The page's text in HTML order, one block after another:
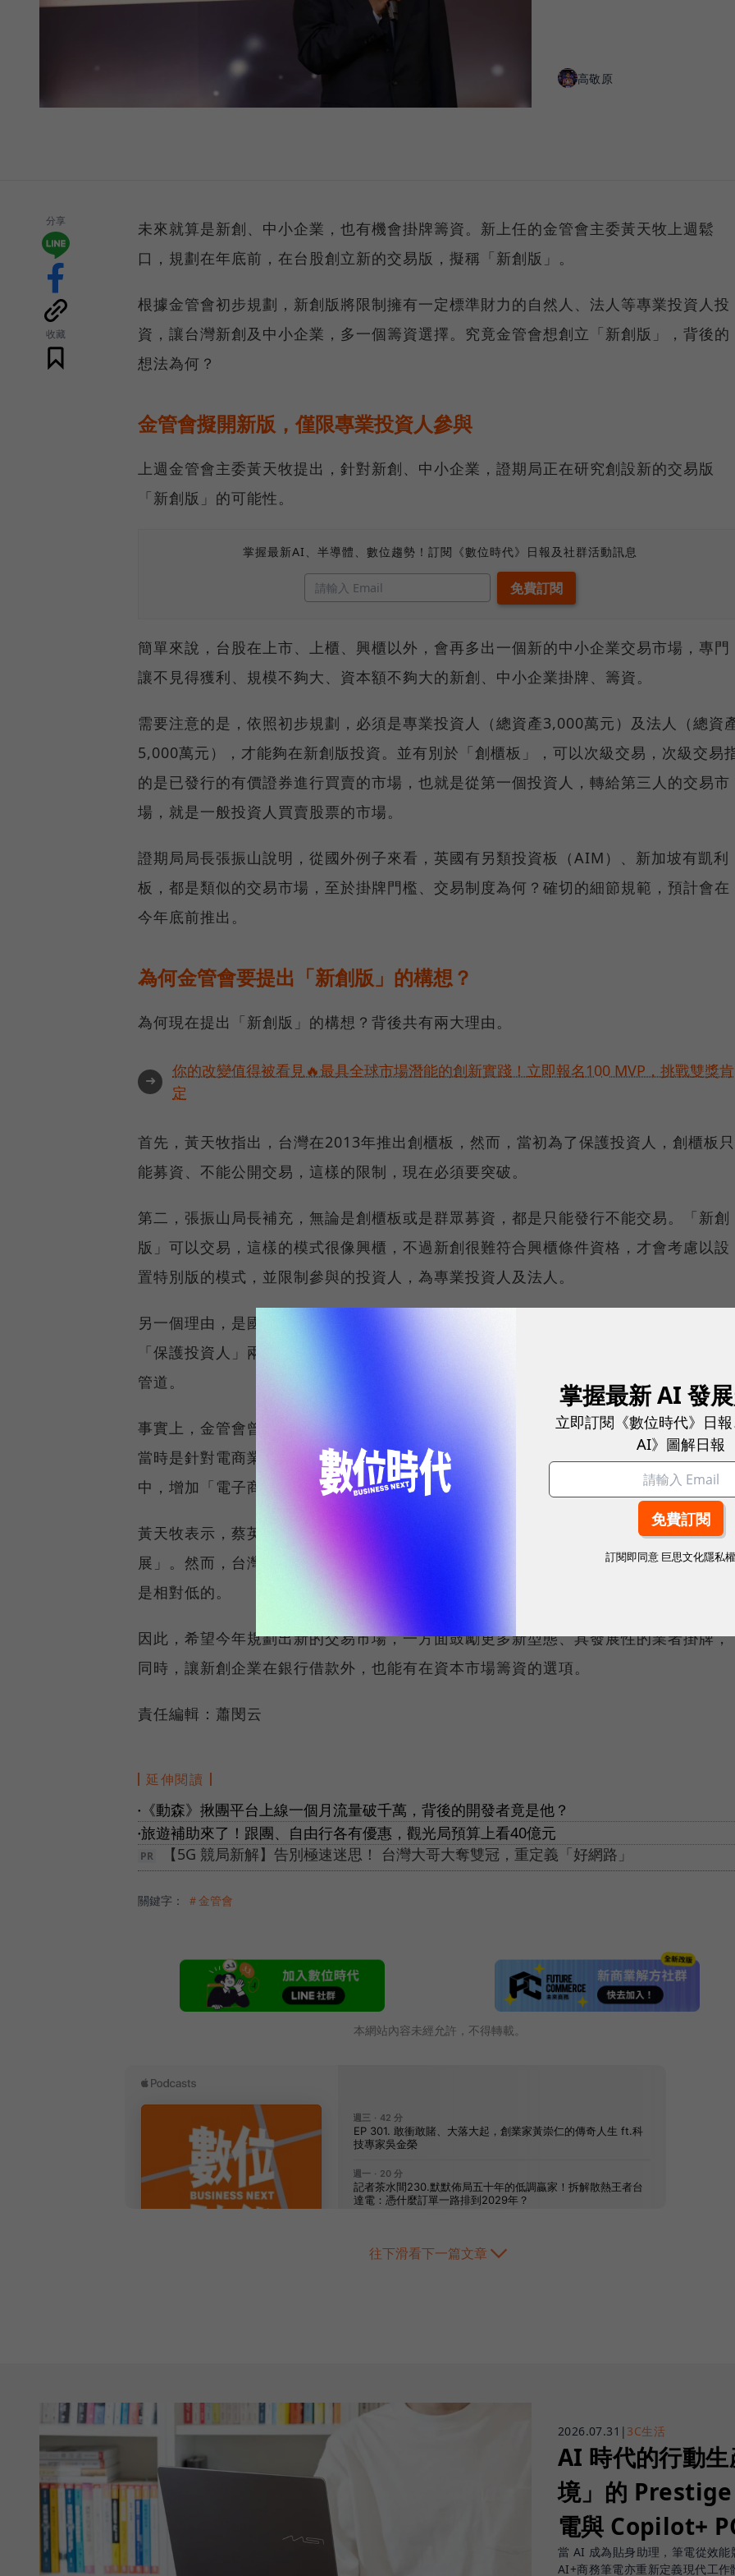
高敬原
分享
收藏
未來就算是新創、中小企業，也有機會掛牌籌資。新上任的金管會主委黃天牧上週鬆
口，規劃在年底前，在台股創立新的交易版，擬稱「新創版」。
根據金管會初步規劃，新創版將限制擁有一定標準財力的自然人、法人等專業投資人投
資，讓台灣新創及中小企業，多一個籌資選擇。究竟金管會想創立「新創版」，背後的
想法為何？
金管會擬開新版，僅限專業投資人參與
上週金管會主委黃天牧提出，針對新創、中小企業，證期局正在研究創設新的交易版
「新創版」的可能性。
掌握最新AI、半導體、數位趨勢！訂閱《數位時代》日報及社群活動訊息
簡單來說，台股在上市、上櫃、興櫃以外，會再多出一個新的中小企業交易市場，專門
讓不見得獲利、規模不夠大、資本額不夠大的新創、中小企業掛牌、籌資。
需要注意的是，依照初步規劃，必須是專業投資人（總資產3,000萬元）及法人（總資
5,000萬元），才能夠在新創版投資。並有別於「創櫃板」，可以次級交易，次級交易
的是已發行的有價證券進行買賣的市場，也就是從第一個投資人，轉給第三人的交易市
場，就是一般投資人買賣股票的市場。
證期局局長張振山說明，從國外例子來看，英國有另類投資板（AIM）、新加坡有凱利
板，都是類似的交易市場，至於掛牌門檻、交易制度為何？確切的細節規範，預計會在
今年底前推出。
為何金管會要提出「新創版」的構想？
為何現在提出「新創版」的構想？背後共有兩大理由。
➜
你的改變值得被看見🔥最具全球市場潛能的創新實踐！立即報名100 MVP，挑戰雙獎肯
定
首先，黃天牧指出，台灣在2013年推出創櫃板，然而，當初為了保護投資人，創櫃板只
能募資、不能公開交易，這樣的限制，現在必須要突破。
第二，張振山局長補充，無論是創櫃板或是群眾募資，都是只能發行不能交易。「新創
版」可以交易，這樣的模式很像興櫃，不過新創很難符合興櫃條件資格，才會考慮以設
置特別版的模式，並限制參與的投資人，為專業投資人及法人。
另一個理由，是國發會鼓勵金管會，針對新創開放新的籌資管道，在「方便籌資」、
「保護投資人」兩大標準下，金管會才會希望再開設一個對新創、中小企業友善的籌資
管道。
事實上，金管會曾在2017年，研究過主板（集中和櫃買市場）外的「特殊板」，不過，
當時是針對電商業者的需求，最後，考量到電商算是相對成熟產業，在上櫃和興櫃市場
中，增加「電子商務產業」的交易類別，達成外界期待的產業群聚效果。
黃天牧表示，蔡英文總統在520就職典禮上，提到「期許多元金融、能夠促進產業發
展」。然而，台灣直接金融占比才10%多，白話來說，就是資本市場協助企業的程度，
是相對低的。
因此，希望今年規劃出新的交易市場，一方面鼓勵更多新型態、具發展性的業者掛牌，
同時，讓新創企業在銀行借款外，也能有在資本市場籌資的選項。
責任編輯：蕭閔云
延伸閱讀
● 《動森》揪團平台上線一個月流量破千萬，背後的開發者竟是他？
●旅遊補助來了！跟團、自由行各有優惠，觀光局預算上看40億元
【5G 競局新解】告別極速迷思！ 台灣大哥大奪雙冠，重定義「好網路」
關鍵字： ＃金管會
本網站內容未經允許，不得轉載。
往下滑看下一篇文章
2026.07.31 | 3C生活
AI 時代的行動
境」的
電與 Copilot+
當 AI 成為貼身助理，筆電從效
AI+商務筆電亦重新定義現代工作
掌握最新 AI 發
立即訂閱《數位時代》日
AI》圖解日報
訂閱即同意 巨思文化隱私